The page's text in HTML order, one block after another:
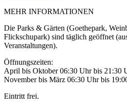
MEHR INFORMATIONEN
Die Parks & Gärten (Goethepark,
Flickschupark) sind täglich geöffnet
Veranstaltungen).
Öffnungszeiten:
April bis Oktober 06:30 Uhr bis 21:30
November bis März 06:30 Uhr bis
Eintritt frei.